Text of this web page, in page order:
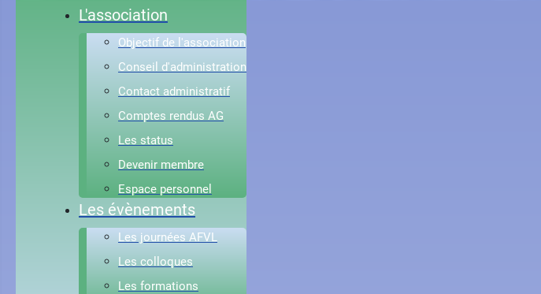
L'association
Objectif de l'association
Conseil d'administration
Contact administratif
Comptes rendus AG
Les status
Devenir membre
Espace personnel
Les évènements
Les journées AFVL
Les colloques
Les formations